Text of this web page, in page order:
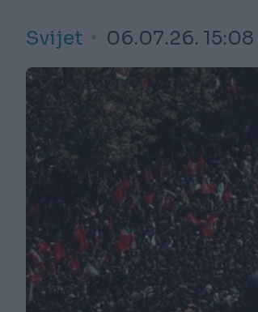
Svijet 06.07.26. 15:08